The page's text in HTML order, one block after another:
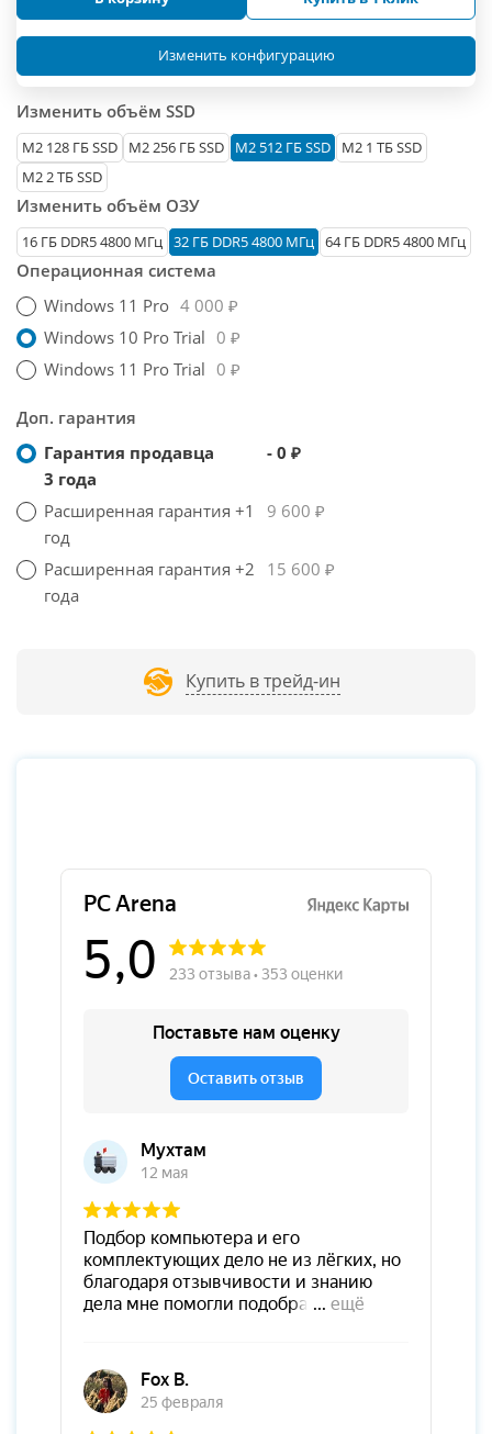
Изменить конфигурацию
Изменить объём SSD
М2 128 ГБ SSD M2 256 ГБ SSD M2 512 ГБ SSD
M2 1 ТБ SSD
M2 2 ТБ SSD
Изменить объём ОЗУ
16 ГБ DDR5 4800 МГц 32 ГБ DDR5 4800 МГц 64 ГБ DDR5 4800 МГц
Операционная система
Windows 11 Pro 4 000 ₽
Windows 10 Pro Trial 0 ₽
Windows 11 Pro Trial 0 ₽
Доп. гарантия
Гарантия продавца
3 года
- 0 ₽
Расширенная гарантия +1
год
9 600 ₽
Расширенная гарантия +2
года
15 600 ₽
Купить в трейд-ин